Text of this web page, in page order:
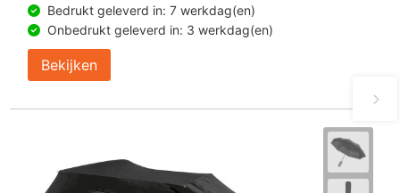
Bedrukt geleverd in: 7 werkdag(en)
Onbedrukt geleverd in: 3 werkdag(en)
Bekijken